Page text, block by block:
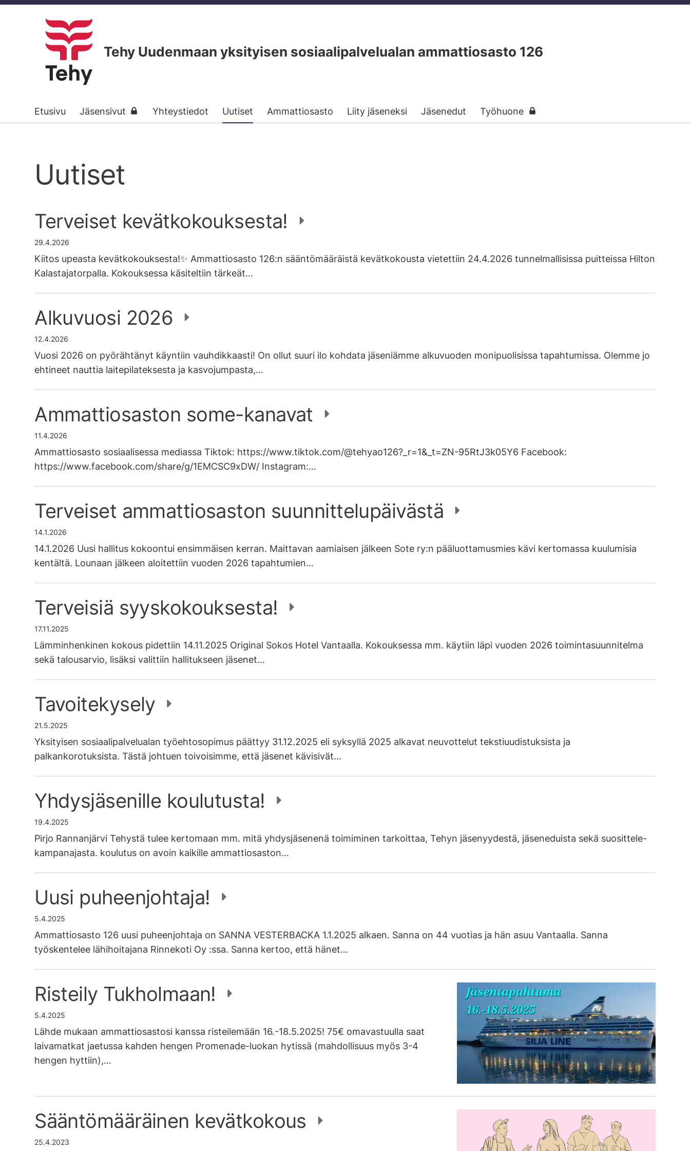
Tehy Uudenmaan yksityisen sosiaalipalvelualan ammattiosasto 126
Etusivu Jäsensivut Yhteystiedot Uutiset Ammattiosasto Liity jäseneksi Jäsenedut Työhuone
Uutiset
Terveiset kevätkokouksesta!
29.4.2026
Kiitos upeasta kevätkokouksesta!✨ Ammattiosasto 126:n sääntömääräistä kevätkokousta vietettiin 24.4.2026 tunnelmallisissa puitteissa Hilton
Kalastajatorpalla. Kokouksessa käsiteltiin tärkeät…
Alkuvuosi 2026
12.4.2026
Vuosi 2026 on pyörähtänyt käyntiin vauhdikkaasti! On ollut suuri ilo kohdata jäseniämme alkuvuoden monipuolisissa tapahtumissa. Olemme jo
ehtineet nauttia laitepilateksesta ja kasvojumpasta,…
Ammattiosaston some-kanavat
11.4.2026
Ammattiosasto sosiaalisessa mediassa Tiktok: https://www.tiktok.com/@tehyao126?_r=1&_t=ZN-95RtJ3k05Y6 Facebook:
https://www.facebook.com/share/g/1EMCSC9xDW/ Instagram:…
Terveiset ammattiosaston suunnittelupäivästä
14.1.2026
14.1.2026 Uusi hallitus kokoontui ensimmäisen kerran. Maittavan aamiaisen jälkeen Sote ry:n pääluottamusmies kävi kertomassa kuulumisia
kentältä. Lounaan jälkeen aloitettiin vuoden 2026 tapahtumien…
Terveisiä syyskokouksesta!
17.11.2025
Lämminhenkinen kokous pidettiin 14.11.2025 Original Sokos Hotel Vantaalla. Kokouksessa mm. käytiin läpi vuoden 2026 toimintasuunnitelma
sekä talousarvio, lisäksi valittiin hallitukseen jäsenet…
Tavoitekysely
21.5.2025
Yksityisen sosiaalipalvelualan työehtosopimus päättyy 31.12.2025 eli syksyllä 2025 alkavat neuvottelut tekstiuudistuksista ja
palkankorotuksista. Tästä johtuen toivoisimme, että jäsenet kävisivät…
Yhdysjäsenille koulutusta!
19.4.2025
Pirjo Rannanjärvi Tehystä tulee kertomaan mm. mitä yhdysjäsenenä toimiminen tarkoittaa, Tehyn jäsenyydestä, jäseneduista sekä suosittele-
kampanajasta. koulutus on avoin kaikille ammattiosaston…
Uusi puheenjohtaja!
5.4.2025
Ammattiosasto 126 uusi puheenjohtaja on SANNA VESTERBACKA 1.1.2025 alkaen. Sanna on 44 vuotias ja hän asuu Vantaalla. Sanna
työskentelee lähihoitajana Rinnekoti Oy :ssa. Sanna kertoo, että hänet…
Risteily Tukholmaan!
5.4.2025
Lähde mukaan ammattiosastosi kanssa risteilemään 16.-18.5.2025! 75€ omavastuulla saat
laivamatkat jaetussa kahden hengen Promenade-luokan hytissä (mahdollisuus myös 3-4
hengen hyttiin),…
Sääntömääräinen kevätkokous
25.4.2023